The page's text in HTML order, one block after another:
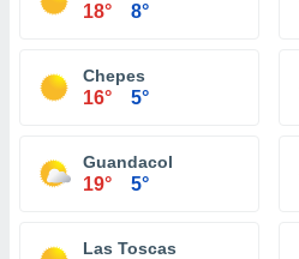
18° 8°
Chepes
16° 5°
Guandacol
19° 5°
Las Toscas